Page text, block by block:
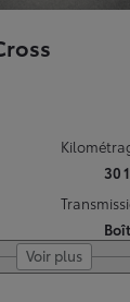
30
Voir plus